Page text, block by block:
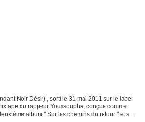
Noir Désir) , sorti le 31 mai 2011 sur le label
du rappeur Youssoupha, conçue comme
album " Sur les chemins du retour " et son